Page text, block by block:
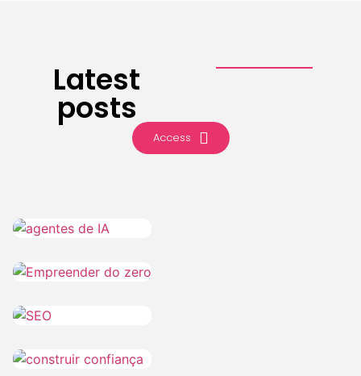
Latest
posts
Access
IA
August de
2026
CMLO Do
SEO